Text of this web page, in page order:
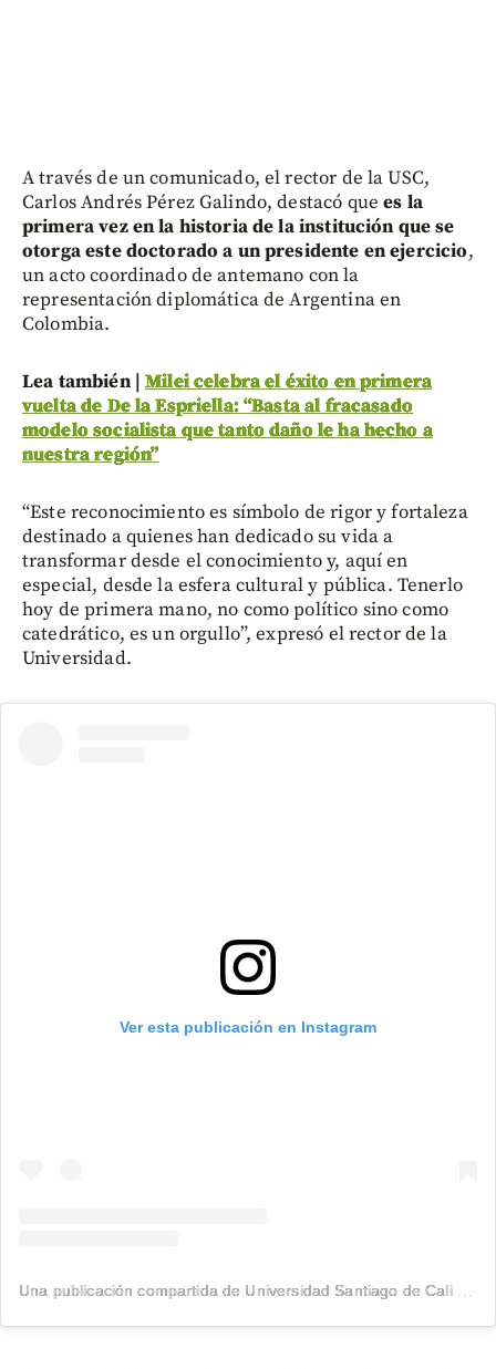
A través de un comunicado, el rector de la USC,
Carlos Andrés Pérez Galindo, destacó que es la
primera vez en la historia de la institución que se
otorga este doctorado a un presidente en ejercicio,
un acto coordinado de antemano con la
representación diplomática de Argentina en
Colombia.
Lea también |Milei celebra el éxito en primera
vuelta de De la Espriella: “Basta al fracasado
modelo socialista que tanto daño le ha hecho a
nuestra región”
“Este reconocimiento es símbolo de rigor y fortaleza
destinado a quienes han dedicado su vida a
transformar desde el conocimiento y, aquí en
especial, desde la esfera cultural y pública. Tenerlo
hoy de primera mano, no como político sino como
catedrático, es un orgullo”, expresó el rector de la
Universidad.
Ver esta publicación en Instagram